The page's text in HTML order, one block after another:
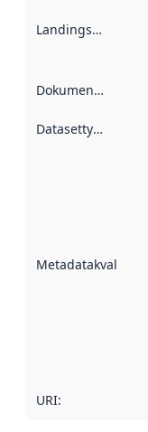
Landingsside
Dokumentasjon
Datasettype
Metadatakvalitet
URI: